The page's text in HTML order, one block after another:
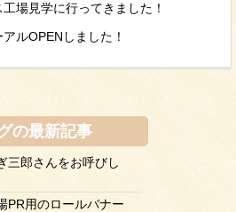
場見学に行ってきました！
ルOPENしました！
の最新記事
三郎さんをお呼びし
PR用のロールバナー